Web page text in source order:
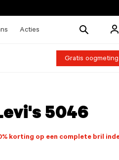
Acties
Zoek
Gratis oogmeting
5046
korting op een complete bril